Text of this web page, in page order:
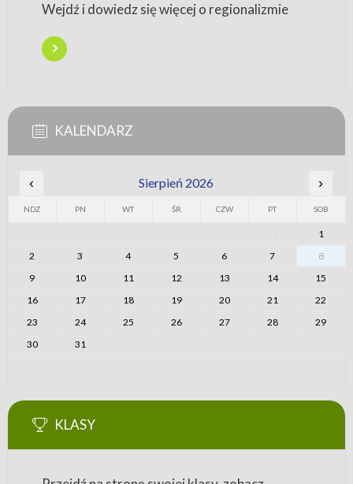
Wejdź i dowiedz się więcej o regionalizmie
KALENDARZ
‹ Sierpień 2026 ›
NDZ PN WT ŚR CZW PT SOB
1
2
3 4 5 6 7
8
9
10 11 12 13 14
15
16
17 18 19 20 21
22
23
24 25 26 27 28
29
30
31
KLASY